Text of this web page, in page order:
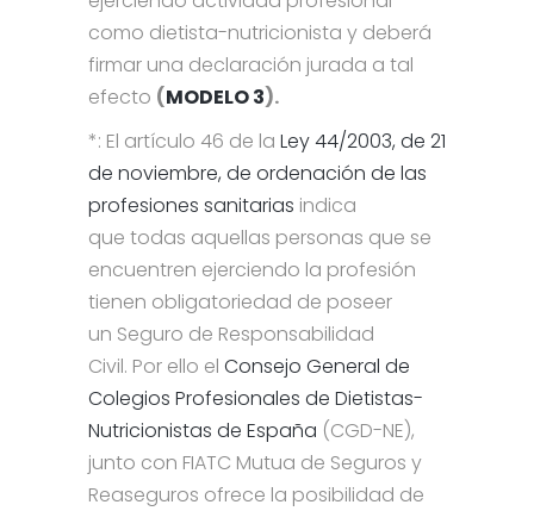
como dietista-nutricionista y deberá
firmar una declaración jurada a tal
efecto (MODELO 3).
*: El artículo 46 de la Ley 44/2003, de 21
de noviembre, de ordenación de las
profesiones sanitarias indica
que todas aquellas personas que se
encuentren ejerciendo la profesión
tienen obligatoriedad de poseer
un Seguro de Responsabilidad
Civil. Por ello el Consejo General de
Colegios Profesionales de Dietistas-
Nutricionistas de España (CGD-NE),
junto con FIATC Mutua de Seguros y
Reaseguros ofrece la posibilidad de